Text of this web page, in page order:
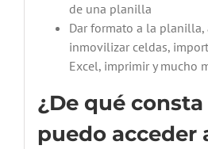
de una planilla
Dar formato a la planilla,
inmovilizar celdas,
Excel, imprimir y mucho
¿De qué
puedo acceder